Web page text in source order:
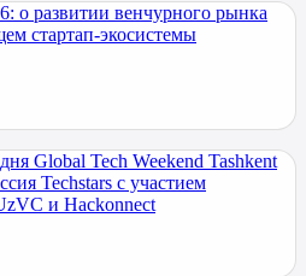
развитии венчурного рынка
стартап-экосистемы
Global Tech Weekend Tashkent
Techstars с участием
и Hackonnect